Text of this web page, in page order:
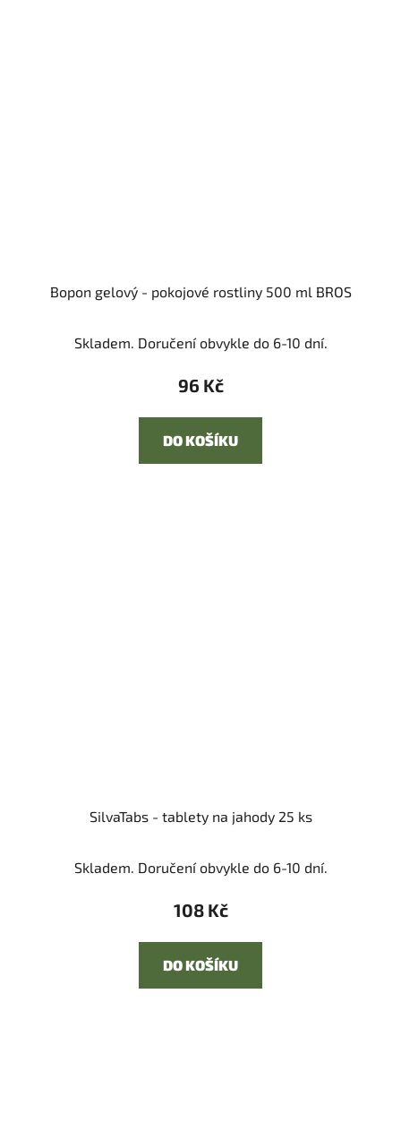
Bopon gelový - pokojové rostliny 500 ml BROS
Skladem. Doručení obvykle do 6-10 dní.
96 Kč
DO KOŠÍKU
SilvaTabs - tablety na jahody 25 ks
Skladem. Doručení obvykle do 6-10 dní.
108 Kč
DO KOŠÍKU